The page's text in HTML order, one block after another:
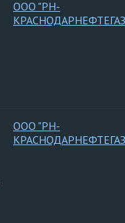
ООО "РН-
ООО "РН-